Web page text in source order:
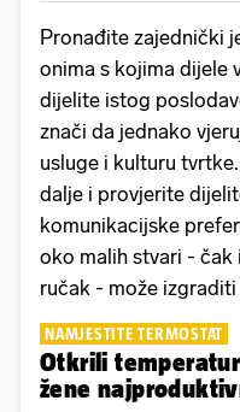
Pronađite zajednički
onima s kojima dijele
dijelite istog
znači da jednako
usluge i kulturu
dalje i provjerite
komunikacijske
oko malih stvari -
ručak - može izgraditi
NAMJESTITE TERMOSTAT
Otkrili
žene